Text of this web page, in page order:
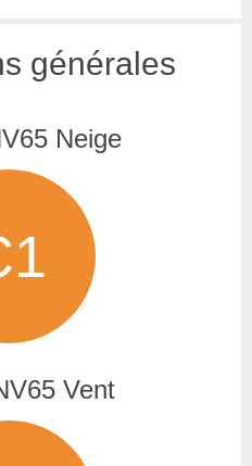
générales
Neige
Vent